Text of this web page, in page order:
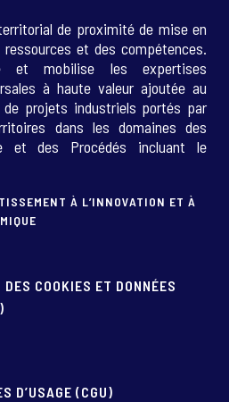
de proximité de mise en
et des compétences.
et mobilise les expertises
à haute valeur ajoutée au
de projets industriels portés par
dans les domaines des
et des Procédés incluant le
À L’INNOVATION ET À
COOKIES ET DONNÉES
D’USAGE (CGU)